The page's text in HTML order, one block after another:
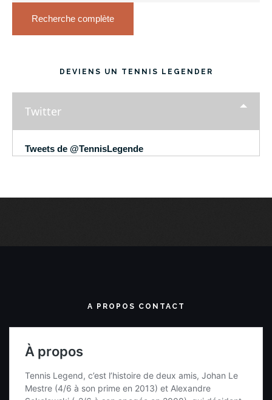
Recherche complète
DEVIENS UN TENNIS LEGENDER
Twitter
Tweets de @TennisLegende
A PROPOS CONTACT